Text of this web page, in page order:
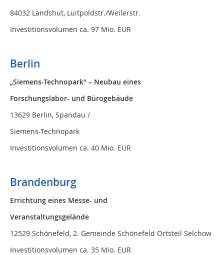
84032 Landshut, Luitpoldstr./Weilerstr.
Investitionsvolumen ca. 97 Mio. EUR
Berlin
„Siemens-Technopark“ – Neubau eines
Forschungslabor- und Bürogebäude
13629 Berlin, Spandau /
Siemens-Technopark
Investitionsvolumen ca. 40 Mio. EUR
Brandenburg
Errichtung eines Messe- und
Veranstaltungsgelände
12529 Schönefeld, 2. Gemeinde Schönefeld Ortsteil Selchow
Investitionsvolumen ca. 35 Mio. EUR